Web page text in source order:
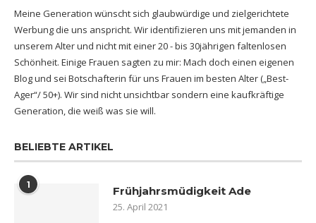
Meine Generation wünscht sich glaubwürdige und zielgerichtete
Werbung die uns anspricht. Wir identifizieren uns mit jemanden in
unserem Alter und nicht mit einer 20 - bis 30jährigen faltenlosen
Schönheit. Einige Frauen sagten zu mir: Mach doch einen eigenen
Blog und sei Botschafterin für uns Frauen im besten Alter („Best-
Ager“/ 50+). Wir sind nicht unsichtbar sondern eine kaufkräftige
Generation, die weiß was sie will.
BELIEBTE ARTIKEL
1 Frühjahrsmüdigkeit Ade
25. April 2021